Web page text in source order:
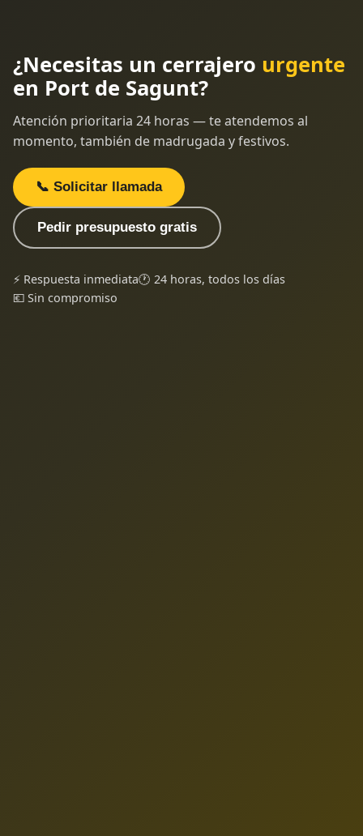
¿Necesitas un cerrajero urgente
en Port de Sagunt?
Atención prioritaria 24 horas — te atendemos al
momento, también de madrugada y festivos.
📞 Solicitar llamada
Pedir presupuesto gratis
⚡ Respuesta inmediata🕐 24 horas, todos los días
💶 Sin compromiso